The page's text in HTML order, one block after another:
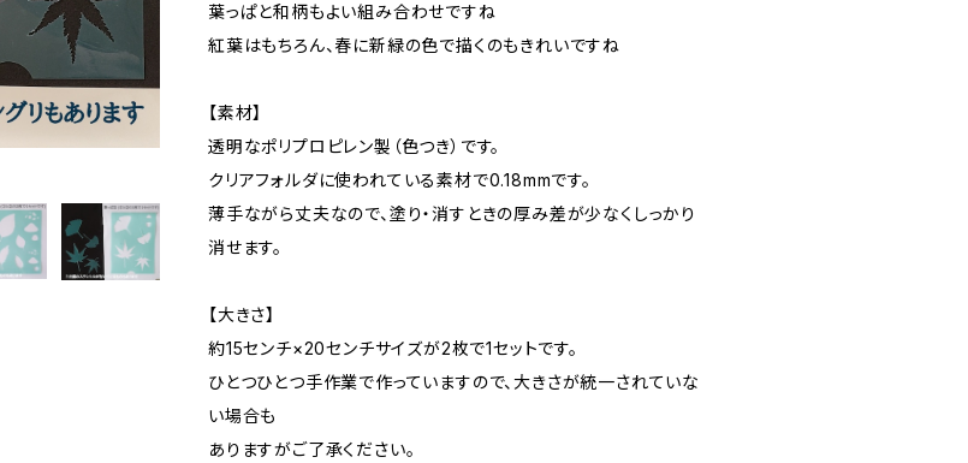
葉っぱと和柄もよい組み合わせですね
紅葉はもちろん、春に新緑の色で描くのもきれいですね
【素材】
透明なポリプロピレン製（色つき）です。
クリアフォルダに使われている素材で0.18mmです。
薄手ながら丈夫なので、塗り・消すときの厚み差が少なくしっかり
消せます。
【大きさ】
約15センチ×20センチサイズが2枚で1セットです。
ひとつひとつ手作業で作っていますので、大きさが統一されていな
い場合も
ありますがご了承ください。